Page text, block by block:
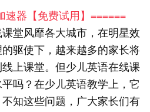
速器【免费试用】======
堂风靡各大城市，在明星效
驱使下，越来越多的家长将
上课堂。但少儿英语在线课
吗？在少儿英语教学上，它
知这些问题，广大家长们有